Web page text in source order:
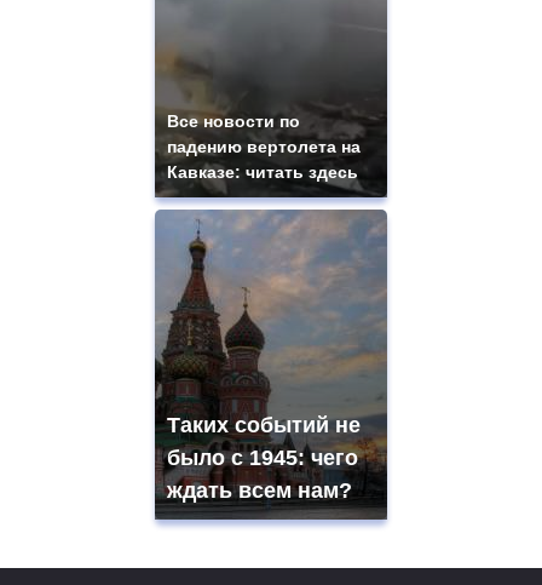
Все новости по
падению вертолета на
Кавказе: читать здесь
Таких событий не
было с 1945: чего
ждать всем нам?